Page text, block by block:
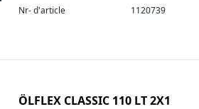
Nr- d'article
1120739
ÖLFLEX CLASSIC 110 LT 2X1